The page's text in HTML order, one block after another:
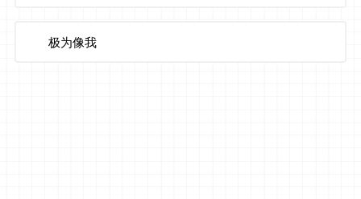
极为像我